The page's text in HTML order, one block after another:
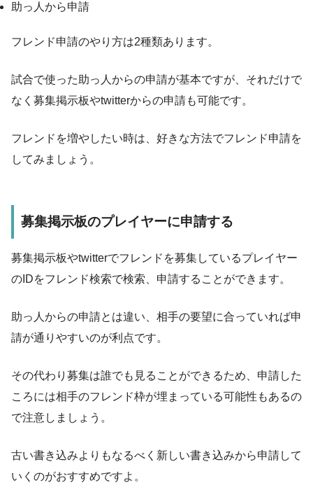
助っ人から申請
フレンド申請のやり方は2種類あります。
試合で使った助っ人からの申請が基本ですが、それだけで
なく募集掲示板やtwitterからの申請も可能です。
フレンドを増やしたい時は、好きな方法でフレンド申請を
してみましょう。
募集掲示板のプレイヤーに申請する
募集掲示板やtwitterでフレンドを募集しているプレイヤー
のIDをフレンド検索で検索、申請することができます。
助っ人からの申請とは違い、相手の要望に合っていれば申
請が通りやすいのが利点です。
その代わり募集は誰でも見ることができるため、申請した
ころには相手のフレンド枠が埋まっている可能性もあるの
で注意しましょう。
古い書き込みよりもなるべく新しい書き込みから申請して
いくのがおすすめですよ。